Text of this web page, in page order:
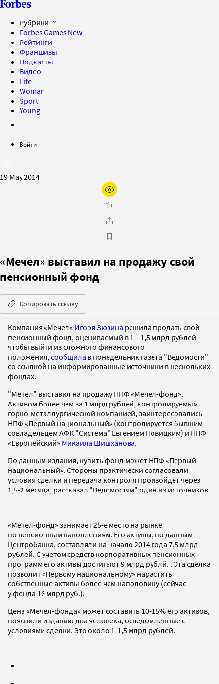
Рубрики
Forbes Games New
Рейтинги
Франшизы
Подкасты
Видео
Life
Woman
Sport
Young
Войти
19 May 2014
«Мечел» выставил на продажу свой
пенсионный фонд
Копировать ссылку
Компания «Мечел» Игоря Зюзина решила продать свой
пенсионный фонд, оцениваемый в 1—1,5 млрд рублей,
чтобы выйти из сложного финансового
положения, сообщила в понедельник газета "Ведомости"
со ссылкой на информированные источники в нескольких
фондах.
"Мечел" выставил на продажу НПФ «Мечел-фонд».
Активом более чем за 1 млрд рублей, контролируемым
горно-металлургической компанией, заинтересовались
НПФ «Первый национальный» (контролируется бывшим
совладельцем АФК "Система" Евгением Новицким) и НПФ
«Европейский» Микаила Шишханова.
По данным издания, купить фонд может НПФ «Первый
национальный». Стороны практически согласовали
условия сделки и передача контроля произойдет через
1,5-2 месяца, рассказал "Ведомостям" один из источников.
«Мечел-фонд» занимает 25-е место на рынке
по пенсионным накоплениям. Его активы, по данным
Центробанка, составляли на начало 2014 года 7,5 млрд
рублей. С учетом средств корпоративных пенсионных
программ его активы достигают 9 млрд рублй. . Эта сделка
позволит «Первому национальному» нарастить
собственные активы более чем наполовину (сейчас
у фонда 16 млрд руб.).
Цена «Мечел-фонда» может составить 10-15% его активов,
пояснили изданию два человека, осведомленные с
условиями сделки. Это около 1-1,5 млрд рублей.